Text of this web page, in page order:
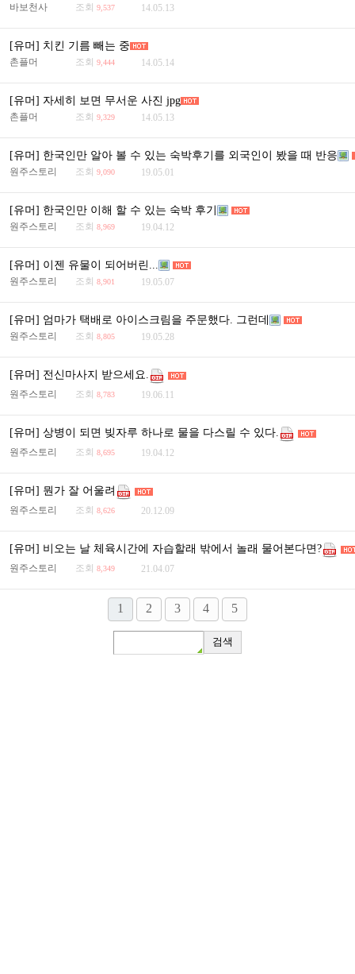
바보천사 조회 9,537 14.05.13
[유머] 치킨 기름 빼는 중
촌플머 조회 9,444 14.05.14
[유머] 자세히 보면 무서운 사진 jpg
촌플머 조회 9,329 14.05.13
[유머] 한국인만 알아 볼 수 있는 숙박후기를 외국인이 봤을 때 반응
원주스토리 조회 9,090 19.05.01
[유머] 한국인만 이해 할 수 있는 숙박 후기
원주스토리 조회 8,969 19.04.12
[유머] 이젠 유물이 되어버린...
원주스토리 조회 8,901 19.05.07
[유머] 엄마가 택배로 아이스크림을 주문했다. 그런데
원주스토리 조회 8,805 19.05.28
[유머] 전신마사지 받으세요.
원주스토리 조회 8,783 19.06.11
[유머] 상병이 되면 빚자루 하나로 물을 다스릴 수 있다.
원주스토리 조회 8,695 19.04.12
[유머] 뭔가 잘 어울려
원주스토리 조회 8,626 20.12.09
[유머] 비오는 날 체육시간에 자습할래 밖에서 놀래 물어본다면?
원주스토리 조회 8,349 21.04.07
1 2 3 4 5